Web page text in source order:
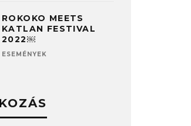
ROKOKO MEETS
KATLAN FESTIVAL
2022￼
ESEMÉNYEK